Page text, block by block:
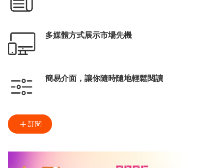
多媒體方式展示市場先機
簡易介面，讓你隨時隨地輕鬆閱讀
訂閱